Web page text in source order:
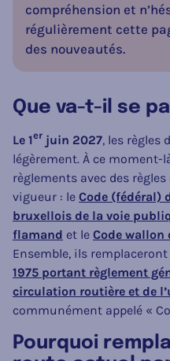
compréhension et
régulièrement cette
des nouveautés.
Que va-t-il se
Le 1er juin 2027, les règles
légèrement. À ce moment-
règlements avec des
vigueur : le Code (fédéral)
bruxellois de la voie
flamand et le Code wallon
Ensemble, ils remplaceront
1975 portant règlement
circulation routière et de
communément appelé «
Pourquoi